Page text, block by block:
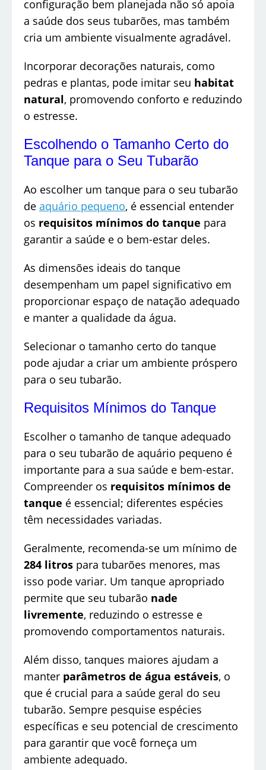
configuração bem planejada não só apoia
a saúde dos seus tubarões, mas também
cria um ambiente visualmente agradável.
Incorporar decorações naturais, como
pedras e plantas, pode imitar seu habitat
natural, promovendo conforto e reduzindo
o estresse.
Escolhendo o Tamanho Certo do
Tanque para o Seu Tubarão
Ao escolher um tanque para o seu tubarão
de aquário pequeno, é essencial entender
os requisitos mínimos do tanque para
garantir a saúde e o bem-estar deles.
As dimensões ideais do tanque
desempenham um papel significativo em
proporcionar espaço de natação adequado
e manter a qualidade da água.
Selecionar o tamanho certo do tanque
pode ajudar a criar um ambiente próspero
para o seu tubarão.
Requisitos Mínimos do Tanque
Escolher o tamanho de tanque adequado
para o seu tubarão de aquário pequeno é
importante para a sua saúde e bem-estar.
Compreender os requisitos mínimos de
tanque é essencial; diferentes espécies
têm necessidades variadas.
Geralmente, recomenda-se um mínimo de
284 litros para tubarões menores, mas
isso pode variar. Um tanque apropriado
permite que seu tubarão nade
livremente, reduzindo o estresse e
promovendo comportamentos naturais.
Além disso, tanques maiores ajudam a
manter parâmetros de água estáveis, o
que é crucial para a saúde geral do seu
tubarão. Sempre pesquise espécies
específicas e seu potencial de crescimento
para garantir que você forneça um
ambiente adequado.